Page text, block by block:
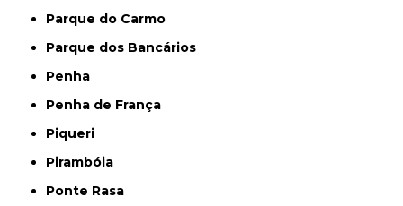
Parque do Carmo
Parque dos Bancários
Penha
Penha de França
Piqueri
Pirambóia
Ponte Rasa